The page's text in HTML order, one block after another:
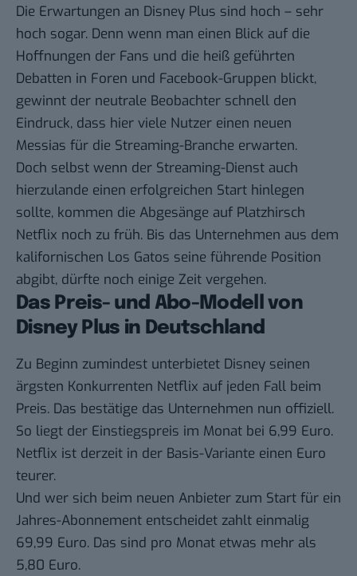
Die Erwartungen an Disney Plus sind hoch – sehr
hoch sogar. Denn wenn man einen Blick auf die
Hoffnungen der Fans und die heiß geführten
Debatten in Foren und Facebook-Gruppen blickt,
gewinnt der neutrale Beobachter schnell den
Eindruck, dass hier viele Nutzer einen neuen
Messias für die Streaming-Branche erwarten.
Doch selbst wenn der Streaming-Dienst auch
hierzulande einen erfolgreichen Start hinlegen
sollte, kommen die Abgesänge auf Platzhirsch
Netflix noch zu früh. Bis das Unternehmen aus dem
kalifornischen Los Gatos seine führende Position
abgibt, dürfte noch einige Zeit vergehen.
Das Preis- und Abo-Modell von
Disney Plus in Deutschland
Zu Beginn zumindest unterbietet Disney seinen
ärgsten Konkurrenten Netflix auf jeden Fall beim
Preis. Das bestätige das Unternehmen nun offiziell.
So liegt der Einstiegspreis im Monat bei 6,99 Euro.
Netflix ist derzeit in der Basis-Variante einen Euro
teurer.
Und wer sich beim neuen Anbieter zum Start für ein
Jahres-Abonnement entscheidet zahlt einmalig
69,99 Euro. Das sind pro Monat etwas mehr als
5,80 Euro.